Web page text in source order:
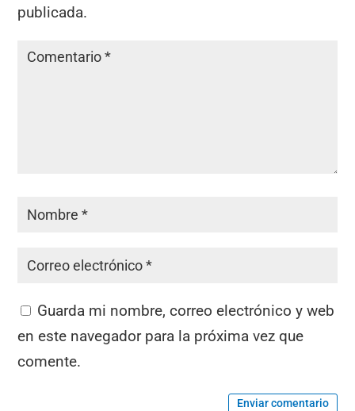
publicada.
Guarda mi nombre, correo electrónico y web
en este navegador para la próxima vez que
comente.
Enviar comentario